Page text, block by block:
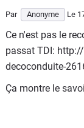
Par Anonyme Le
Ce n'est pas le
passat TDI:
decoconduite-
Ça montre le